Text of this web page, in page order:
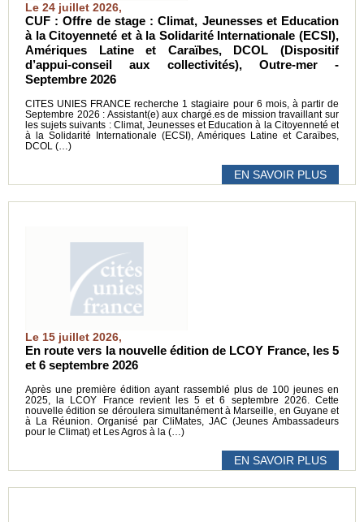
Le 24 juillet 2026,
CUF : Offre de stage : Climat, Jeunesses et Education
à la Citoyenneté et à la Solidarité Internationale (ECSI),
Amériques Latine et Caraïbes, DCOL (Dispositif
d’appui-conseil aux collectivités), Outre-mer -
Septembre 2026
CITES UNIES FRANCE recherche 1 stagiaire pour 6 mois, à partir de
Septembre 2026 : Assistant(e) aux chargé.es de mission travaillant sur
les sujets suivants : Climat, Jeunesses et Education à la Citoyenneté et
à la Solidarité Internationale (ECSI), Amériques Latine et Caraïbes,
DCOL (…)
EN SAVOIR PLUS
Le 15 juillet 2026,
En route vers la nouvelle édition de LCOY France, les 5
et 6 septembre 2026
Après une première édition ayant rassemblé plus de 100 jeunes en
2025, la LCOY France revient les 5 et 6 septembre 2026. Cette
nouvelle édition se déroulera simultanément à Marseille, en Guyane et
à La Réunion. Organisé par CliMates, JAC (Jeunes Ambassadeurs
pour le Climat) et Les Agros à la (…)
EN SAVOIR PLUS